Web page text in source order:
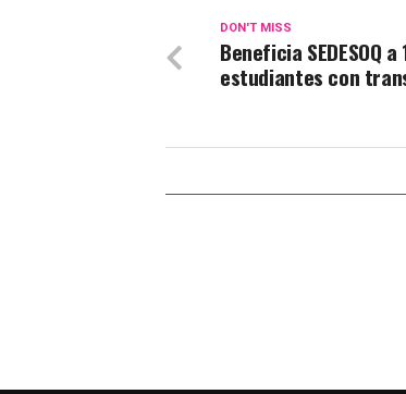
DON'T MISS
Beneficia SEDESOQ
estudiantes con